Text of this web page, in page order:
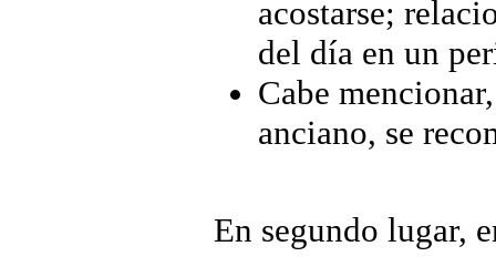
acostarse;
del día en un
Cabe
anciano, se
En segundo lugar,